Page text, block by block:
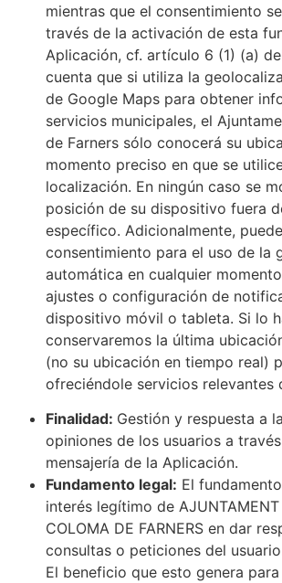
mientras que el consentimiento
través de la activación de esta
Aplicación, cf. artículo 6 (1) (a)
cuenta que si utiliza la
de Google Maps para obtener
servicios municipales, el
de Farners sólo conocerá su
momento preciso en que se
localización. En ningún caso se
posición de su dispositivo fuera
específico. Adicionalmente,
consentimiento para el uso de la
automática en cualquier
ajustes o configuración de
dispositivo móvil o tableta. Si lo
conservaremos la última
(no su ubicación en tiempo real)
ofreciéndole servicios relevantes
Finalidad: Gestión y respuesta a
opiniones de los usuarios a
mensajería de la Aplicación.
Fundamento legal: El
interés legítimo de AJUNTAMENT
COLOMA DE FARNERS en dar
consultas o peticiones del
El beneficio que esto genera para